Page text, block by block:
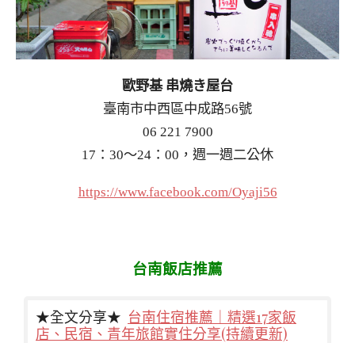
歐野基 串燒き屋台
臺南市中西區中成路56號
06 221 7900
17：30～24：00，週一週二公休
https://www.facebook.com/Oyaji56
台南飯店推薦
★全文分享★ 台南住宿推薦｜精選17家飯
店、民宿、青年旅館實住分享(持續更新)